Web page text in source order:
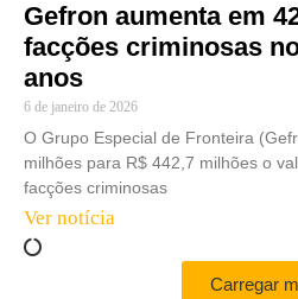
Gefron aumenta em
facções criminosas
anos
6 de janeiro de 2026
O Grupo Especial de Fronteira
milhões para R$ 442,7 milhões o
facções criminosas
Ver notícia
Carregar